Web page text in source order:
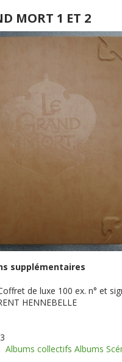
MORT 1 ET 2
supplémentaires
de luxe 100 ex. n° et
HENNEBELLE
Albums collectifs Albums